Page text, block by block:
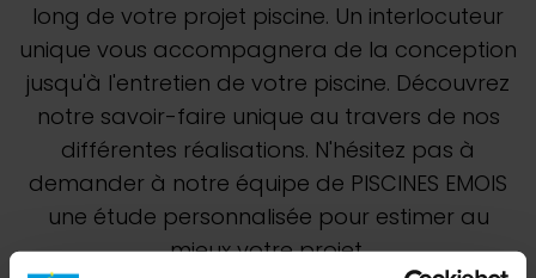
long de votre projet piscine. Un interlocuteur
unique vous accompagnera de la conception
jusqu'à l'entretien de votre piscine. Découvrez
notre savoir-faire unique au travers de nos
différentes réalisations. N'hésitez pas à
demander à notre équipe de PISCINES EMOIS
une étude personnalisée pour estimer au
mieux votre projet.